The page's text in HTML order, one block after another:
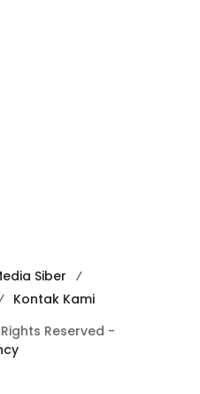
Siber
Kontak Kami
Reserved -